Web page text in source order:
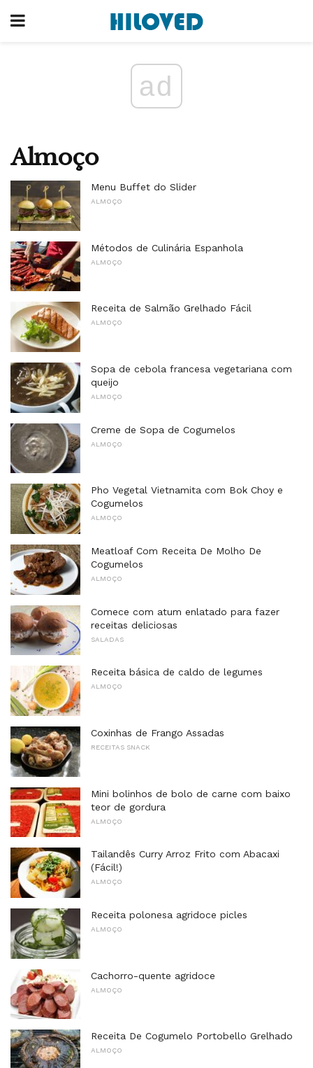
ad
Almoço
Menu Buffet do Slider
ALMOÇO
Métodos de Culinária Espanhola
ALMOÇO
Receita de Salmão Grelhado Fácil
ALMOÇO
Sopa de cebola francesa vegetariana com
queijo
ALMOÇO
Creme de Sopa de Cogumelos
ALMOÇO
Pho Vegetal Vietnamita com Bok Choy e
Cogumelos
ALMOÇO
Meatloaf Com Receita De Molho De
Cogumelos
ALMOÇO
Comece com atum enlatado para fazer
receitas deliciosas
SALADAS
Receita básica de caldo de legumes
ALMOÇO
Coxinhas de Frango Assadas
RECEITAS SNACK
Mini bolinhos de bolo de carne com baixo
teor de gordura
ALMOÇO
Tailandês Curry Arroz Frito com Abacaxi
(Fácil!)
ALMOÇO
Receita polonesa agridoce picles
ALMOÇO
Cachorro-quente agridoce
ALMOÇO
Receita De Cogumelo Portobello Grelhado
ALMOÇO